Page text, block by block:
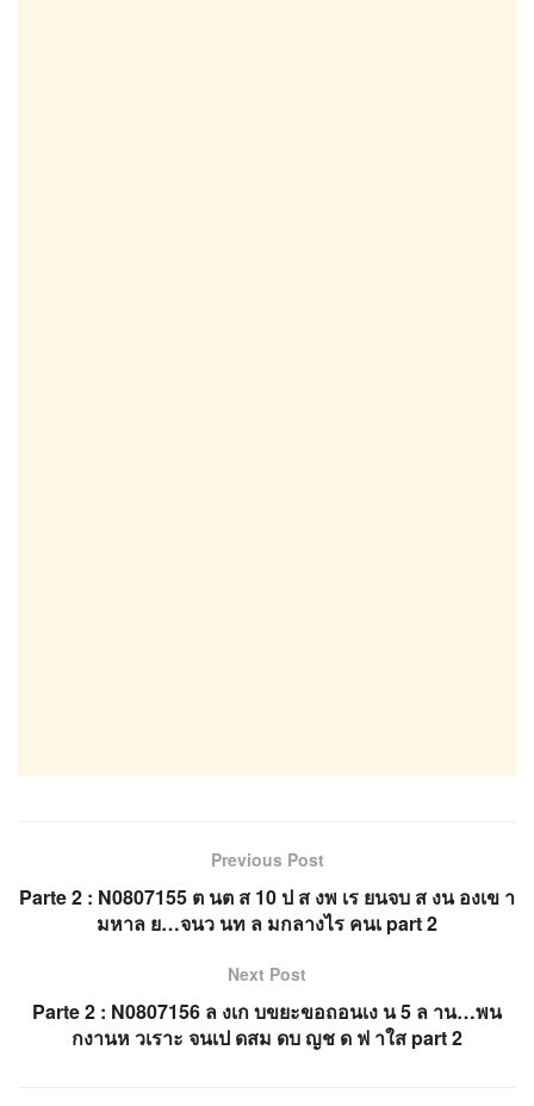
Previous Post
Parte 2 : N0807155 ต นต ส 10 ป ส งพ เร ยนจบ ส งน องเข า
มหาล ย…จนว นท ล มกลางไร คนเ part 2
Next Post
Parte 2 : N0807156 ล งเก บขยะขอถอนเง น 5 ล าน…พน
กงานห วเราะ จนเป ดสม ดบ ญช ด ฟ าใส part 2